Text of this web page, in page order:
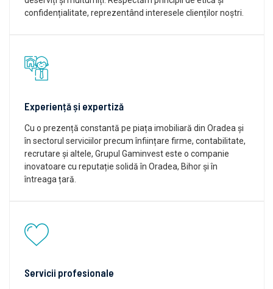
confidențialitate, reprezentând interesele clienților noștri.
Experiență și expertiză
Cu o prezență constantă pe piața imobiliară din Oradea și
în sectorul serviciilor precum înființare firme, contabilitate,
recrutare și altele, Grupul Gaminvest este o companie
inovatoare cu reputație solidă în Oradea, Bihor și în
întreaga țară.
Servicii profesionale